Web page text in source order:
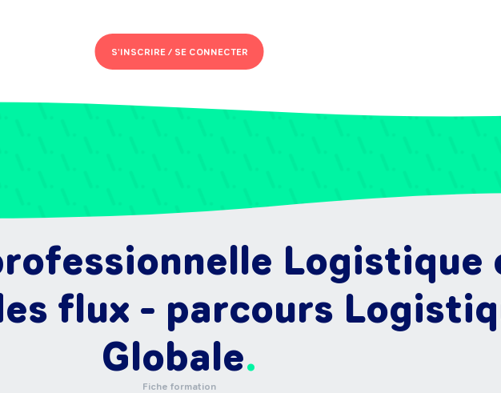
S'INSCRIRE /SE CONNECTER
Logistique
flux - parcours
Globale
Fiche formation